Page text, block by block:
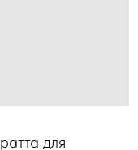
для